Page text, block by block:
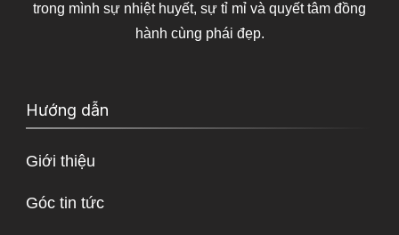
trong mình sự nhiệt huyết, sự tỉ mỉ và quyết tâm đồng
hành cùng phái đẹp.
Hướng dẫn
Giới thiệu
Góc tin tức